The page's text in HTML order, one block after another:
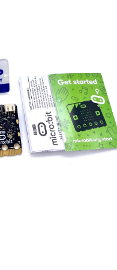
tốc độ xử
thêm
thực hiện
cũng được
(crocodile
Mạch học
chức năng,
trình được
tốc kế và
các
Các phụ
Cáp